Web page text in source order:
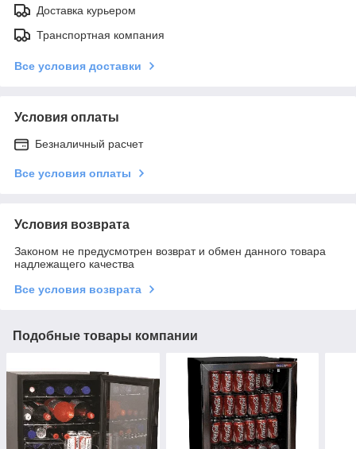
Доставка курьером
Транспортная компания
Все условия доставки
Условия оплаты
Безналичный расчет
Все условия оплаты
Условия возврата
Законом не предусмотрен возврат и обмен данного товара
надлежащего качества
Все условия возврата
Подобные товары компании